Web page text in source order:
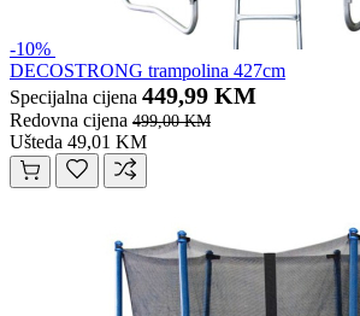
-10%
DECOSTRONG trampolina 427cm
Specijalna cijena 449,99 KM
Redovna cijena 499,00 KM
Ušteda 49,01 KM